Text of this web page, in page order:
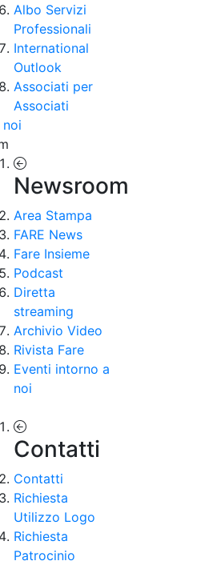
Albo Servizi
Professionali
International
Outlook
Associati per
Associati
Newsroom
Area Stampa
FARE News
Fare Insieme
Podcast
Diretta
streaming
Archivio Video
Rivista Fare
Eventi intorno a
noi
Contatti
Contatti
Richiesta
Utilizzo Logo
Richiesta
Patrocinio